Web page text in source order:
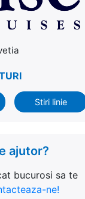
Stiri linie
ajutor?
bucurosi sa te
ne!